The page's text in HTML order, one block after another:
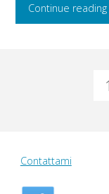
Continue reading
1
Contattami